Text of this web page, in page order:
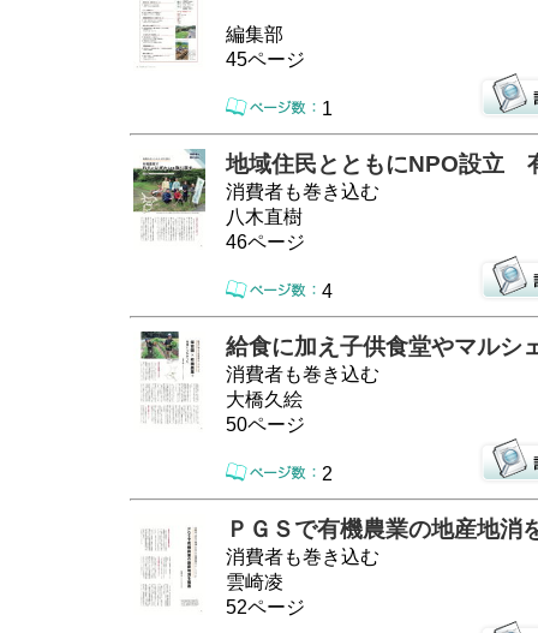
編集部
45ページ
1
地域住民とともにNPO設立
消費者も巻き込む
八木直樹
46ページ
4
給食に加え子供食堂やマル
消費者も巻き込む
大橋久絵
50ページ
2
ＰＧＳで有機農業の地産地消
消費者も巻き込む
雲崎凌
52ページ